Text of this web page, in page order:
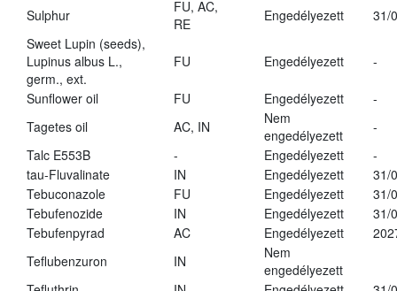
Sulphur
FU, AC,
RE
Engedélyezett
31/
Sweet Lupin (seeds),
Lupinus albus L.,
germ., ext.
FU Engedélyezett -
Sunflower oil FU Engedélyezett
-
Tagetes oil
AC, IN
Nem
engedélyezett
-
Talc E553B
- Engedélyezett
-
tau-Fluvalinate
IN Engedélyezett
31/
Tebuconazole
FU Engedélyezett
31/
Tebufenozide
IN Engedélyezett
31/
Tebufenpyrad
AC Engedélyezett
Teflubenzuron
IN
Nem
engedélyezett